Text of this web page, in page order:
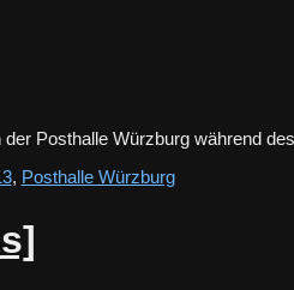
der Posthalle Würzburg während
, Posthalle Würzburg